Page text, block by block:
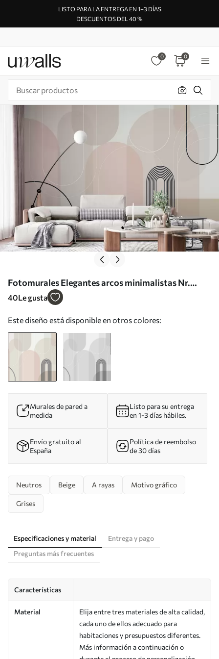
LISTO PARA LA ENTREGA EN 1–3 DÍAS
DESCUENTOS DEL 40 %
0 0
Fotomurales Elegantes arcos minimalistas Nr.
w02826
40Le gusta
Este diseño está disponible en otros colores:
Murales de pared a
medida
Listo para su entrega
en 1-3 días hábiles.
Envío gratuito al
España
Política de reembolso
de 30 días
Neutros Beige A rayas Motivo gráfico
Grises
Especificaciones y material
Entrega y pago
Preguntas más frecuentes
Características
Material
Elija entre tres materiales de alta calidad,
cada uno de ellos adecuado para
habitaciones y presupuestos diferentes.
Más información a continuación o